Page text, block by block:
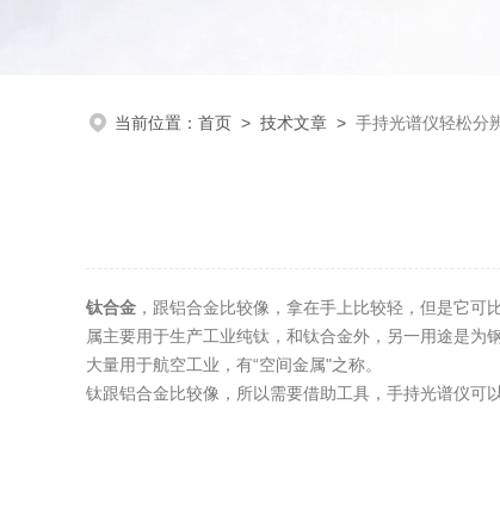
当前位置： 首页 > 技术文章 > 手持光谱仪轻松分
钛合金 ，跟铝合金比较像，拿在手上比较轻，但是它
属主要用于生产工业纯钛，和钛合金外，另一用途是
大量用于航空工业，有“空间金属"之称。
钛跟铝合金比较像，所以需要借助工具，手持光谱仪可